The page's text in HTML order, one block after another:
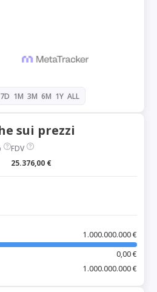
7D 1M 3M 6M 1Y ALL
sui prezzi
FDV
25.376,00 €
1.000.000.000 €
0,00 €
1.000.000.000 €